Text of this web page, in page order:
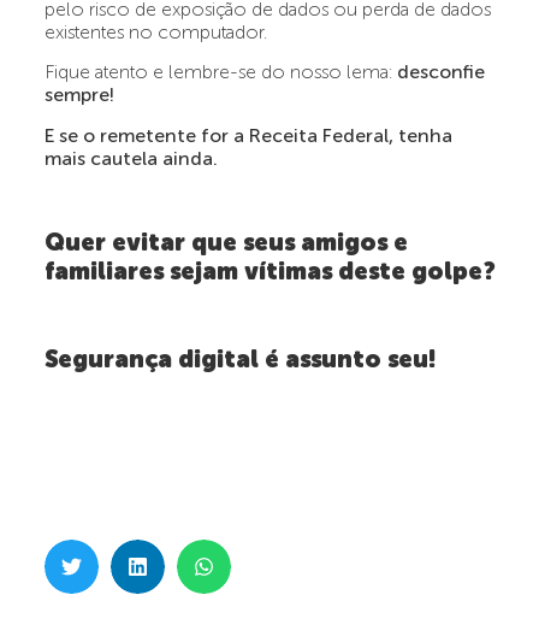
pelo risco de exposição de dados ou perda de dados
existentes no computador.
Fique atento e lembre-se do nosso lema: desconfie
sempre!
E se o remetente for a Receita Federal, tenha
mais cautela ainda.
Quer evitar que seus amigos e
familiares sejam vítimas deste golpe?
Segurança digital é assunto seu!